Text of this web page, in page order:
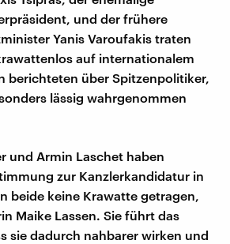
und der frühere
Yanis Varoufakis traten
auf internationalem
berichteten über Spitzenpolitiker,
lässig wahrgenommen
und Armin Laschet haben
zur Kanzlerkandidatur in
beide keine Krawatte getragen,
Maike Lassen. Sie führt das
sie dadurch nahbarer wirken und